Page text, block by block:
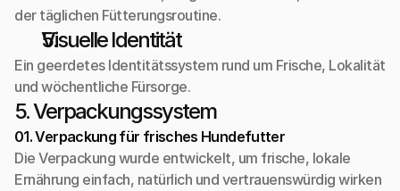
der täglichen Fütterungsroutine.
Visuelle Identität
Ein geerdetes Identitätssystem rund um Frische, Lokalität
und wöchentliche Fürsorge.
5. Verpackungssystem
01. Verpackung für frisches Hundefutter
Die Verpackung wurde entwickelt, um frische, lokale
Ernährung einfach, natürlich und vertrauenswürdig wirken